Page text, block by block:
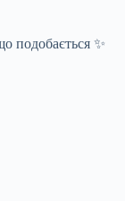
подобається ✨